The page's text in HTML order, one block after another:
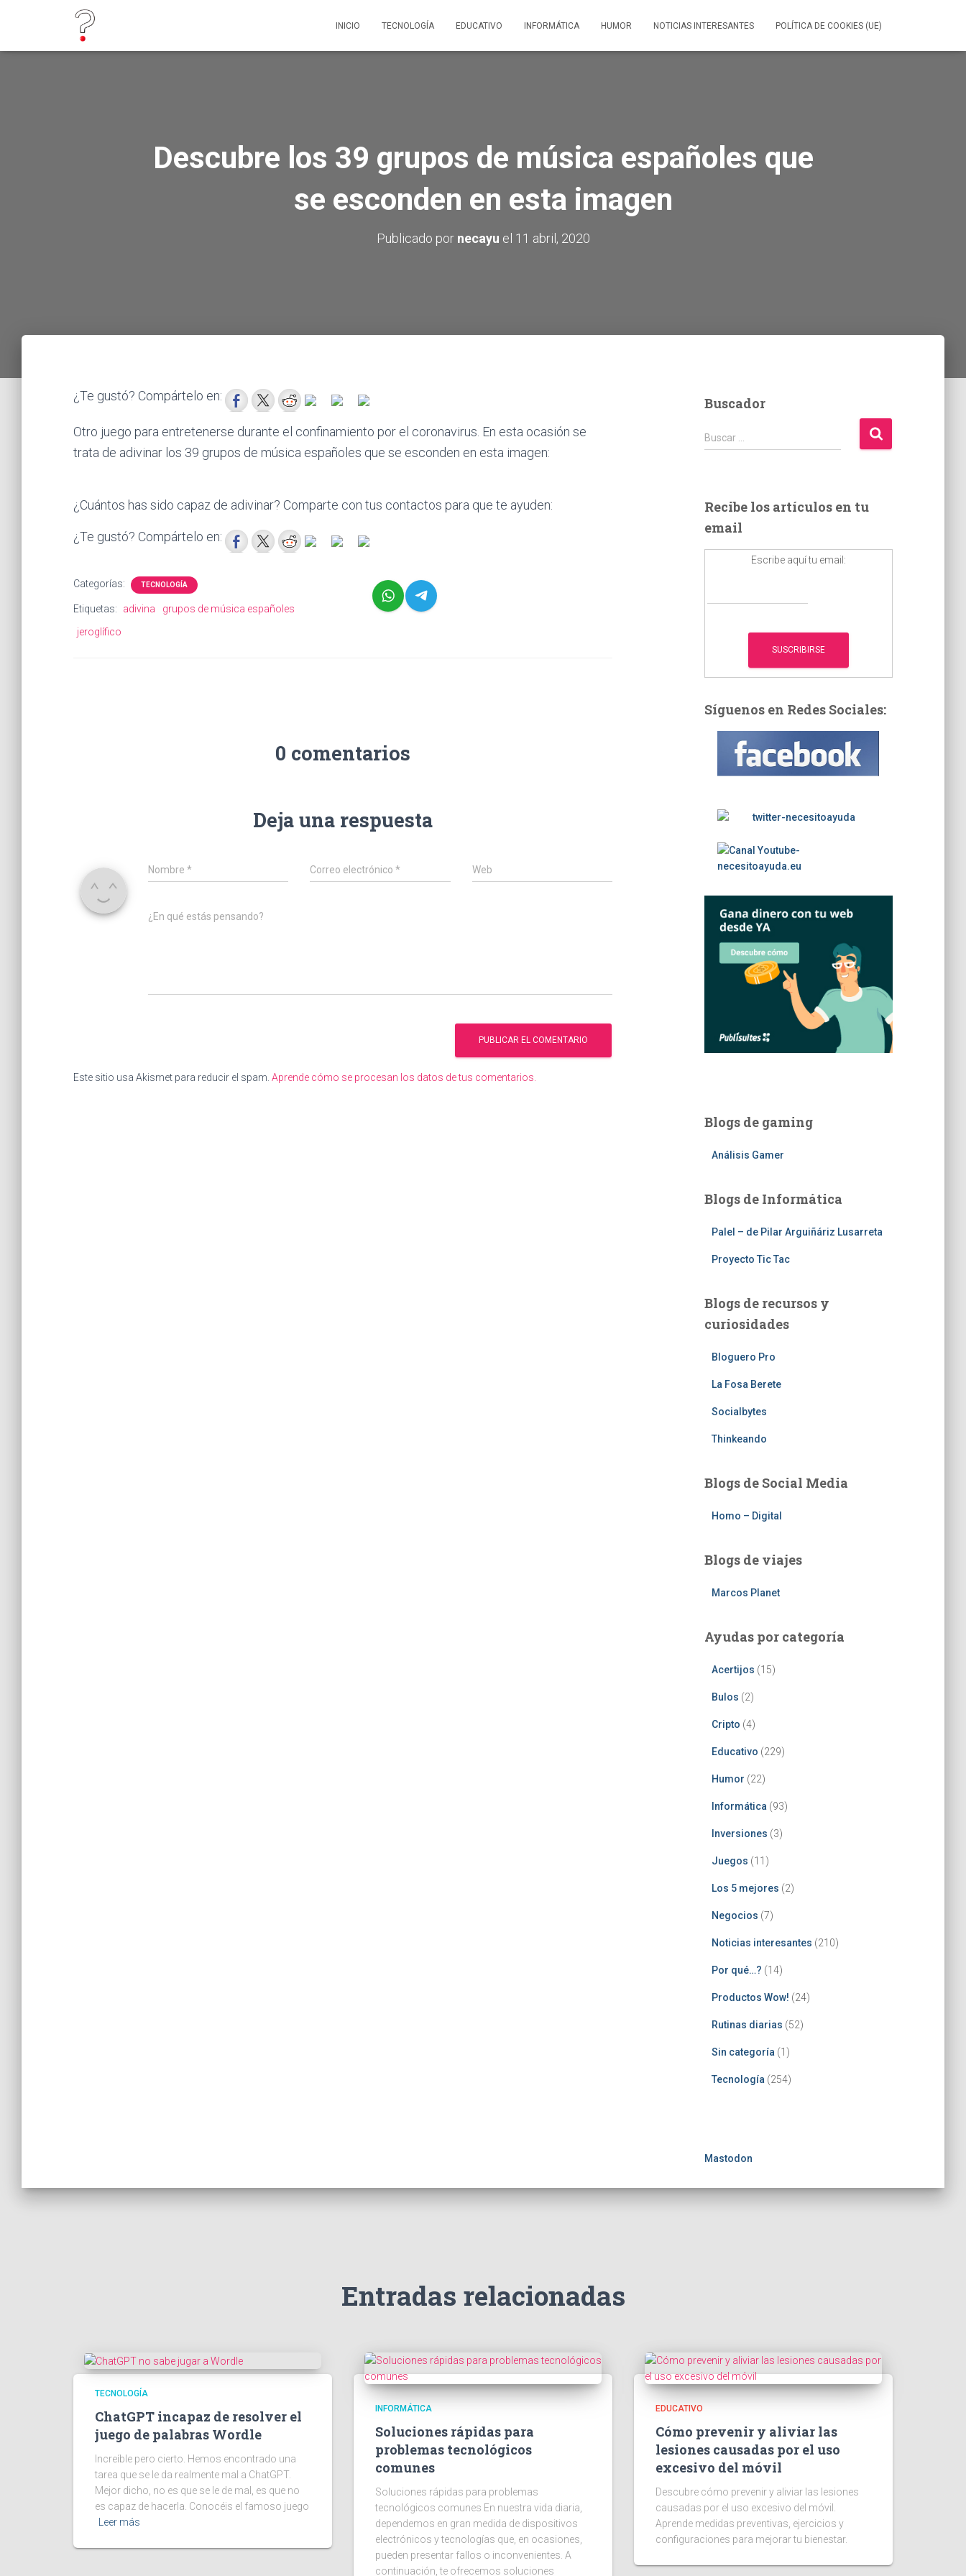
INICIO TECNOLOGÍA EDUCATIVO INFORMÁTICA HUMOR NOTICIAS INTERESANTES POLÍTICA DE COOKIES (UE)
Descubre los 39 grupos de música españoles que
se esconden en esta imagen
Publicado por necayu el 11 abril, 2020
¿Te gustó? Compártelo en:
Otro juego para entretenerse durante el confinamiento por el coronavirus. En esta ocasión se
trata de adivinar los 39 grupos de música españoles que se esconden en esta imagen:
¿Cuántos has sido capaz de adivinar? Comparte con tus contactos para que te ayuden:
¿Te gustó? Compártelo en:
Categorías: TECNOLOGÍA
Etiquetas: adivina
grupos de música españoles
jeroglífico
0 comentarios
Deja una respuesta
Nombre * Correo electrónico* Web
¿En qué estás pensando?
Este sitio usa Akismet para reducir el spam. Aprende cómo se procesan los datos de tus comentarios.
Buscador
B
u
r
:
Buscar …
Recibe los artículos en tu
email
Escribe aquí tu email:
Síguenos en Redes Sociales:
Blogs de gaming
Análisis Gamer
Blogs de Informática
Palel – de Pilar Arguiñáriz Lusarreta
Proyecto Tic Tac
Blogs de recursos y
curiosidades
Bloguero Pro
La Fosa Berete
Socialbytes
Thinkeando
Blogs de Social Media
Homo – Digital
Blogs de viajes
Marcos Planet
Ayudas por categoría
Acertijos (15)
Bulos (2)
Cripto (4)
Educativo (229)
Humor (22)
Informática (93)
Inversiones (3)
Juegos (11)
Los 5 mejores (2)
Negocios (7)
Noticias interesantes (210)
Por qué…? (14)
Productos Wow! (24)
Rutinas diarias (52)
Sin categoría (1)
Tecnología (254)
Mastodon
Entradas relacionadas
TECNOLOGÍA
ChatGPT incapaz de resolver el
juego de palabras Wordle
Increíble pero cierto. Hemos encontrado una
tarea que se le da realmente mal a ChatGPT.
Mejor dicho, no es que se le de mal, es que no
es capaz de hacerla. Conocéis el famoso juego
Leer más
INFORMÁTICA
Soluciones rápidas para
problemas tecnológicos
comunes
Soluciones rápidas para problemas
tecnológicos comunes En nuestra vida diaria,
dependemos en gran medida de dispositivos
electrónicos y tecnologías que, en ocasiones,
pueden presentar fallos o inconvenientes. A
continuación, te ofrecemos soluciones
EDUCATIVO
Cómo prevenir y aliviar las
lesiones causadas por el uso
excesivo del móvil
Descubre cómo prevenir y aliviar las lesiones
causadas por el uso excesivo del móvil.
Aprende medidas preventivas, ejercicios y
configuraciones para mejorar tu bienestar.